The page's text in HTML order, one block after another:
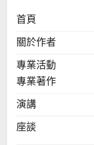
首頁
關於作者
專業活動
專業著作
演講
座談